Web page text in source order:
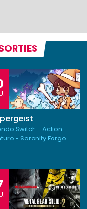
Switch - Action
- Serenity Forge